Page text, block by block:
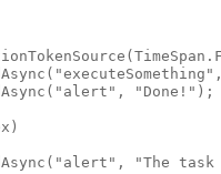
"Done!");
"The task